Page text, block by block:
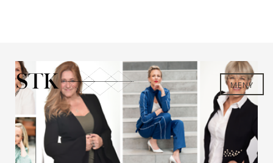
MENY